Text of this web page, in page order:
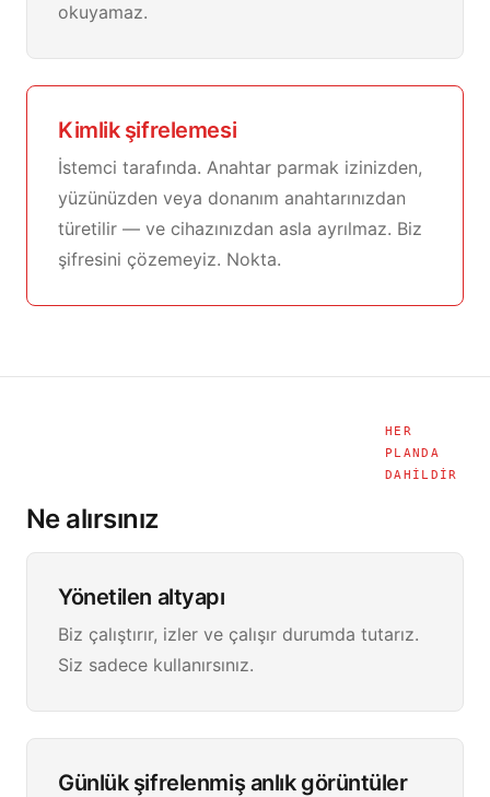
okuyamaz.
Kimlik şifrelemesi
İstemci tarafında. Anahtar parmak izinizden,
yüzünüzden veya donanım anahtarınızdan
türetilir — ve cihazınızdan asla ayrılmaz. Biz
şifresini çözemeyiz. Nokta.
HER
PLANDA
DAHILDIR
Ne alırsınız
Yönetilen altyapı
Biz çalıştırır, izler ve çalışır durumda tutarız.
Siz sadece kullanırsınız.
Günlük şifrelenmiş anlık görüntüler